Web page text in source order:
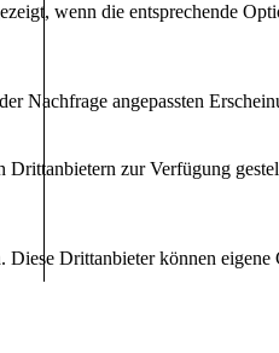
wenn die entsprechende
Nachfrage angepassten
Drittanbietern zur Verfügung
Drittanbieter können eigene